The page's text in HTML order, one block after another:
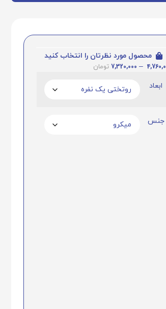
محصول مورد نظرتان را انتخاب کنید
–
7,320,000 تومان
ابعاد
جنس